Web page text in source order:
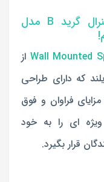
چرا خرید کولر گازی دیواری اجنرال گرید B مدل
از
که دارای طراحی
فراوان و فوق
ویژه ای را به خود
قرار بگیرد.